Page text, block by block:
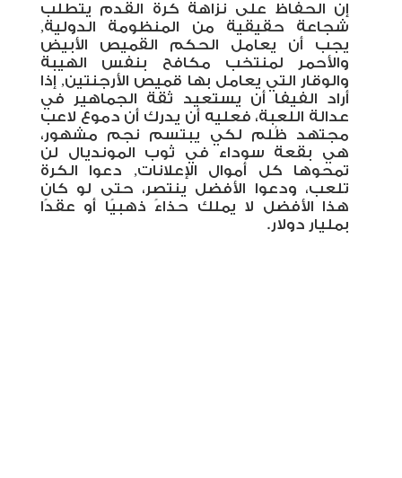
إن الحفاظ على نزاهة كرة القدم يتطلب
شجاعة حقيقية من المنظومة الدولية,
يجب أن يعامل الحكم القميص الأبيض
والأحمر لمنتخب مكافح بنفس الهيبة
والوقار التي يعامل بها قميص الأرجنتين, إذا
أراد الفيفا أن يستعيد ثقة الجماهير في
عدالة اللعبة، فعليه أن يدرك أن دموع لاعب
مجتهد ظُلم لكي يبتسم نجم مشهور،
هي بقعة سوداء في ثوب المونديال لن
تمحوها كل أموال الإعلانات, دعوا الكرة
تلعب، ودعوا الأفضل ينتصر، حتى لو كان
هذا الأفضل لا يملك حذاءً ذهبيًا أو عقدًا
بمليار دولار.